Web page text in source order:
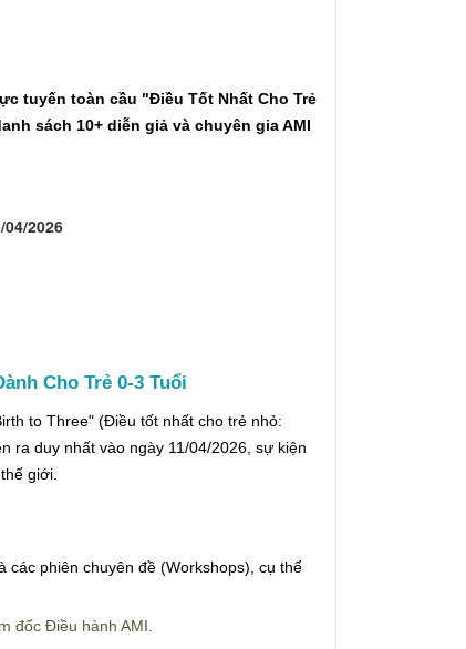
tuyến toàn cầu "Điều Tốt Nhất Cho Trẻ
sách 10+ diễn giả và chuyên gia AMI
2026
Cho Trẻ 0-3 Tuổi
to Three" (Điều tốt nhất cho trẻ nhỏ:
ra duy nhất vào ngày 11/04/2026, sự kiện
giới.
phiên chuyên đề (Workshops), cụ thể
đốc Điều hành AMI.